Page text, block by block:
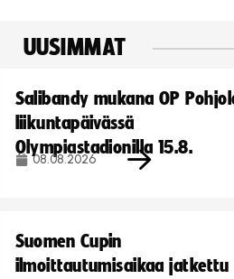
UUSIMMAT
Salibandy mukana OP
liikuntapäivässä
Olympiastadionilla 15.8.
08.08.2026
Suomen Cupin
ilmoittautumisaikaa jatkettu